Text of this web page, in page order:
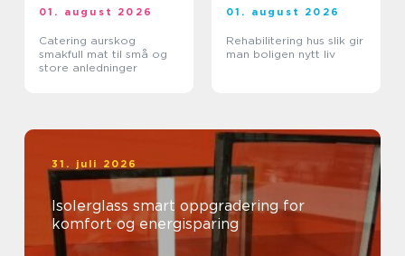
01. august 2026
Catering aurskog
smakfull mat til små og
store anledninger
01. august 2026
Rehabilitering hus slik gir
man boligen nytt liv
31. juli 2026
Isolerglass smart oppgradering for
komfort og energisparing